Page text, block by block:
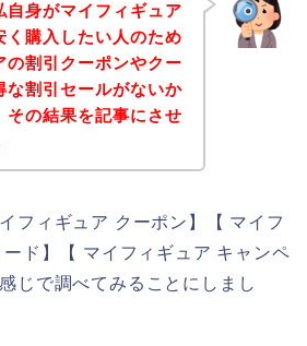
自身がマイフィギュア
く購入したい人のため
の割引クーポンやクー
な割引セールがないか
その結果を記事にさせ
フィギュア クーポン】【 マイフ
ド】【 マイフィギュア キャンペ
じで調べてみることにしまし